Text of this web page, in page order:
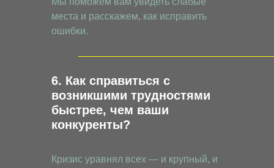
места и расскажем, как исправить
ошибки.
Кризис уравнял всех — и крупный, и
6. Как справиться с
возникшими трудностями
быстрее, чем ваши
конкуренты?